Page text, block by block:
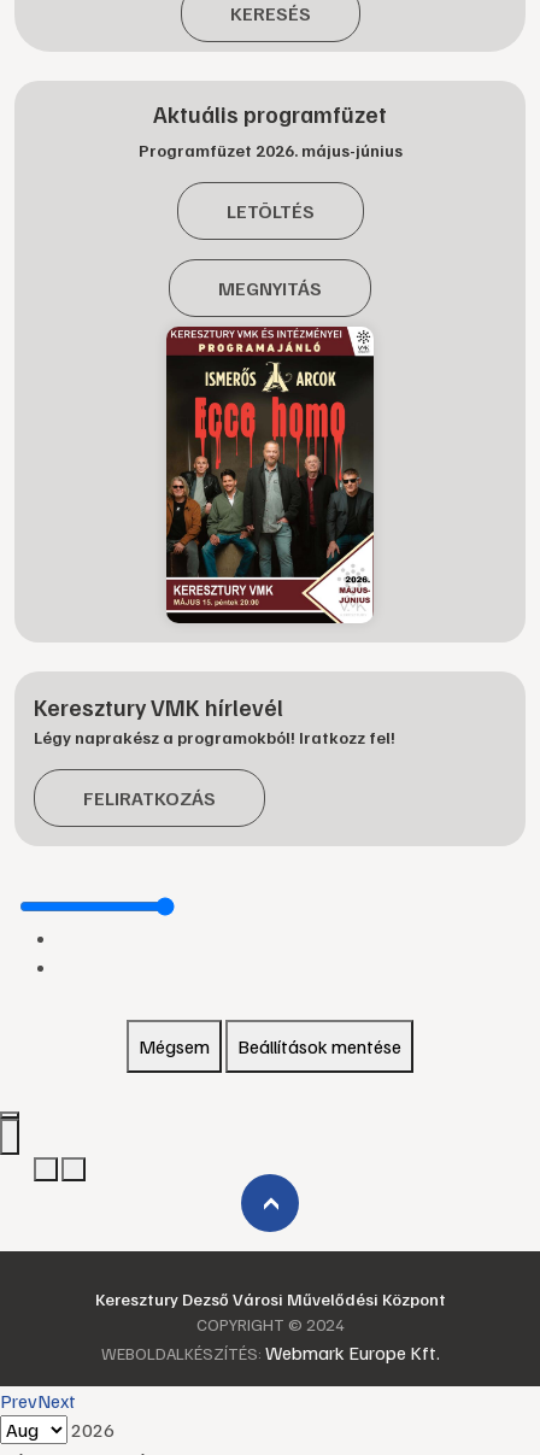
KERESÉS
Aktuális programfüzet
Programfüzet 2026. május-június
LETÖLTÉS
MEGNYITÁS
Keresztury VMK hírlevél
Légy naprakész a programokból! Iratkozz fel!
FELIRATKOZÁS
Mégsem Beállítások mentése
›
Keresztury Dezső Városi Művelődési Központ
COPYRIGHT © 2024
WEBOLDALKÉSZÍTÉS: Webmark Europe Kft.
PrevNext
2026